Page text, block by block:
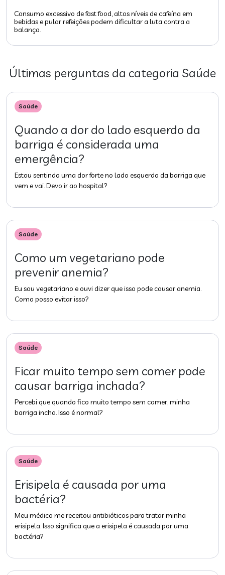
Consumo excessivo de fast food, altos níveis de cafeína em
bebidas e pular refeições podem dificultar a luta contra a
balança.
Últimas perguntas da categoria Saúde
Saúde
Quando a dor do lado esquerdo da
barriga é considerada uma
emergência?
Estou sentindo uma dor forte no lado esquerdo da barriga que
vem e vai. Devo ir ao hospital?
Saúde
Como um vegetariano pode
prevenir anemia?
Eu sou vegetariano e ouvi dizer que isso pode causar anemia.
Como posso evitar isso?
Saúde
Ficar muito tempo sem comer pode
causar barriga inchada?
Percebi que quando fico muito tempo sem comer, minha
barriga incha. Isso é normal?
Saúde
Erisipela é causada por uma
bactéria?
Meu médico me receitou antibióticos para tratar minha
erisipela. Isso significa que a erisipela é causada por uma
bactéria?